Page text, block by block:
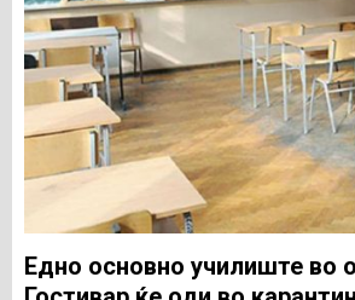
Едно основно училиште во